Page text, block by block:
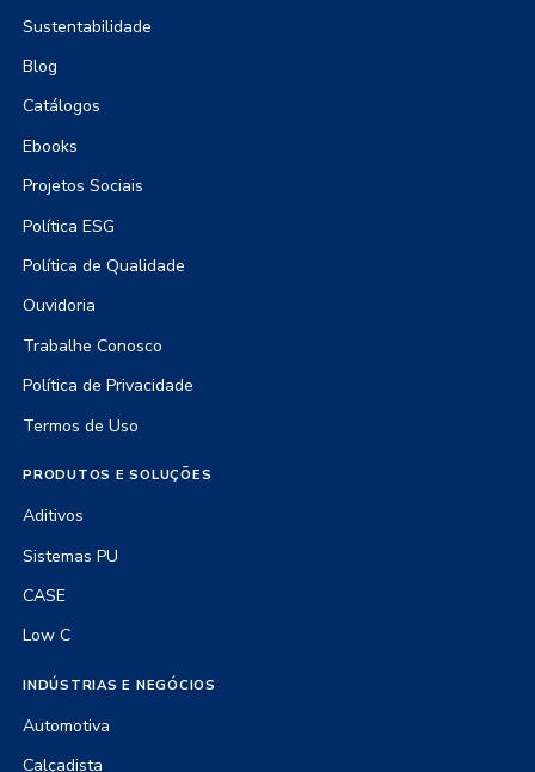
Sustentabilidade
Blog
Catálogos
Ebooks
Projetos Sociais
Política ESG
Política de Qualidade
Ouvidoria
Trabalhe Conosco
Política de Privacidade
Termos de Uso
PRODUTOS E SOLUÇÕES
Aditivos
Sistemas PU
CASE
Low C
INDÚSTRIAS E NEGÓCIOS
Automotiva
Calçadista